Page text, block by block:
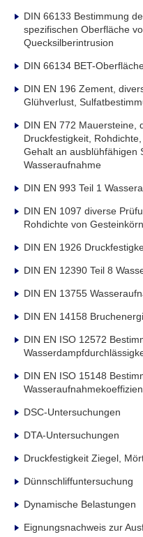
DIN 66133 Bestimmung
spezifischen Oberfläche
Quecksilberintrusion
DIN 66134 BET-
DIN EN 196 Zement,
Glühverlust,
DIN EN 772 Mauersteine,
Druckfestigkeit,
Gehalt an ausblühfähigen
Wasseraufnahme
DIN EN 993 Teil 1
DIN EN 1097 diverse
Rohdichte von
DIN EN 1926
DIN EN 12390 Teil 8
DIN EN 13755
DIN EN 14158
DIN EN ISO 12572
DIN EN ISO 15148
DSC-Untersuchungen
DTA-Untersuchungen
Druckfestigkeit Ziegel,
Dünnschliffuntersuchung
Dynamische Belastungen
Eignungsnachweis zur